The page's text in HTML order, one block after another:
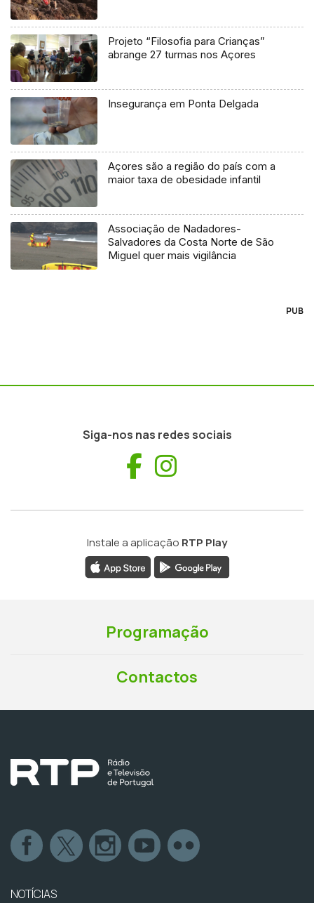
Projeto “Filosofia para Crianças”
abrange 27 turmas nos Açores
Insegurança em Ponta Delgada
Açores são a região do país com a
maior taxa de obesidade infantil
Associação de Nadadores-
Salvadores da Costa Norte de São
Miguel quer mais vigilância
PUB
Siga-nos nas redes sociais
Facebook
Instale a aplicação RTP Play
Programação
Contactos
NOTÍCIAS